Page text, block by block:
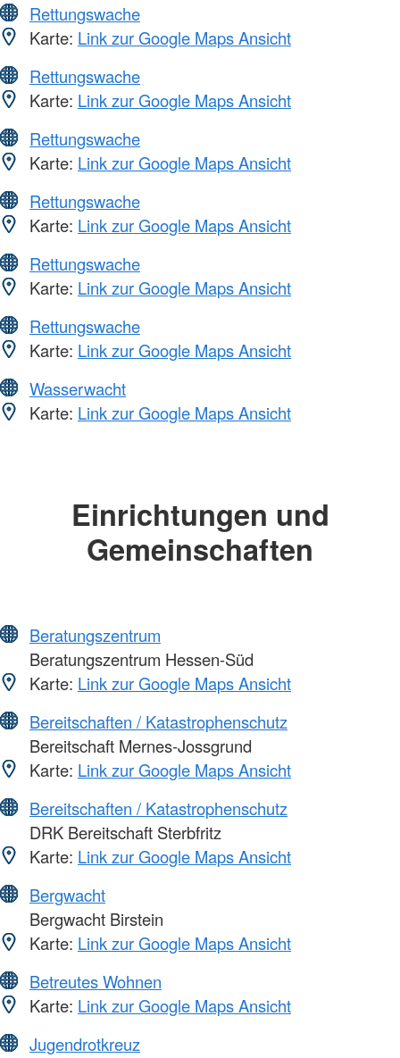
Rettungswache
Karte: Link zur Google Maps Ansicht
Rettungswache
Karte: Link zur Google Maps Ansicht
Rettungswache
Karte: Link zur Google Maps Ansicht
Rettungswache
Karte: Link zur Google Maps Ansicht
Rettungswache
Karte: Link zur Google Maps Ansicht
Rettungswache
Karte: Link zur Google Maps Ansicht
Wasserwacht
Karte: Link zur Google Maps Ansicht
Einrichtungen und
Gemeinschaften
Beratungszentrum
Beratungszentrum Hessen-Süd
Karte: Link zur Google Maps Ansicht
Bereitschaften / Katastrophenschutz
Bereitschaft Mernes-Jossgrund
Karte: Link zur Google Maps Ansicht
Bereitschaften / Katastrophenschutz
DRK Bereitschaft Sterbfritz
Karte: Link zur Google Maps Ansicht
Bergwacht
Bergwacht Birstein
Karte: Link zur Google Maps Ansicht
Betreutes Wohnen
Karte: Link zur Google Maps Ansicht
Jugendrotkreuz